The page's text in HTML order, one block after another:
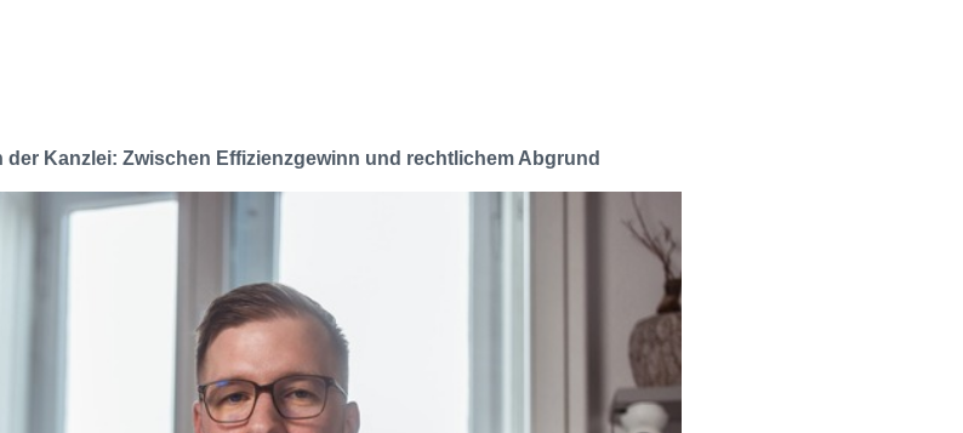
Kanzlei: Zwischen Effizienzgewinn und rechtlichem Abgrund